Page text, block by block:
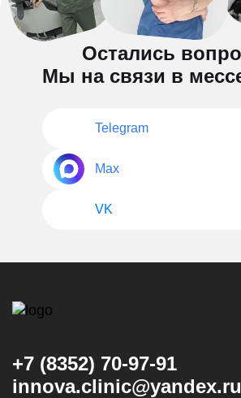
Остались
Мы на связи в
Telegram
Max
VK
+7 (8352) 70-97-91
innova.clinic@yandex.ru